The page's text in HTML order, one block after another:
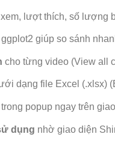
lượt thích, số lượng
giúp so sánh
cho từng video (View all
dạng file Excel (.xlsx)
trong popup ngay trên
dụng nhờ giao diện